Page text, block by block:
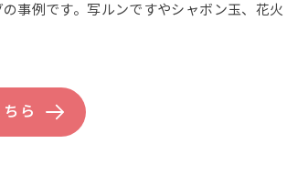
事例です。写ルンですやシャボン玉、花火
ら